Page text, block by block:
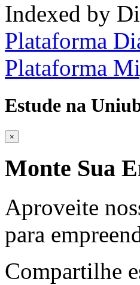
Indexed by
Plataforma
Plataforma
Estude na
×
Monte Sua
Aproveite
para
Compartilhe